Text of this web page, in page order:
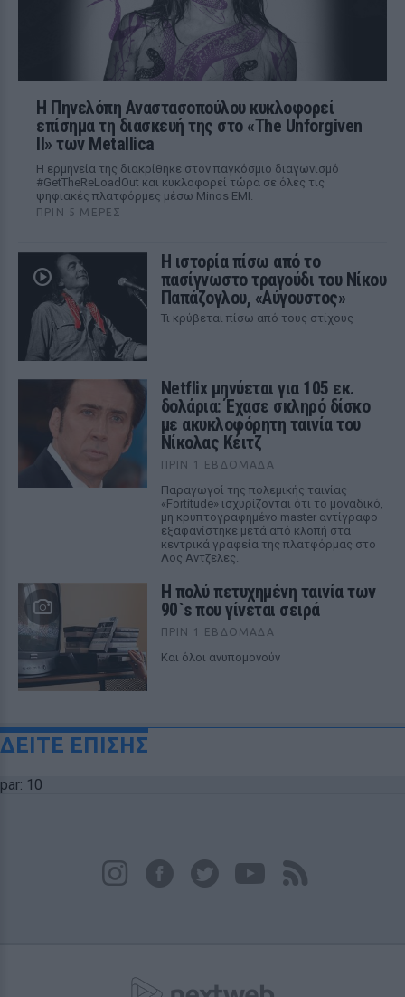
Η Πηνελόπη Αναστασοπούλου κυκλοφορεί
επίσημα τη διασκευή της στο «The Unforgiven
II» των Metallica
Η ερμηνεία της διακρίθηκε στον παγκόσμιο διαγωνισμό
#GetTheReLoadOut και κυκλοφορεί τώρα σε όλες τις
ψηφιακές πλατφόρμες μέσω Minos EMI.
ΠΡΙΝ 5 ΜΈΡΕΣ
Η ιστορία πίσω από το
πασίγνωστο τραγούδι του Νίκου
Παπάζογλου, «Αύγουστος»
Τι κρύβεται πίσω από τους στίχους
Netflix μηνύεται για 105 εκ.
δολάρια: Έχασε σκληρό δίσκο
με ακυκλοφόρητη ταινία του
Νίκολας Κέιτζ
ΠΡΙΝ 1 ΕΒΔΟΜΆΔΑ
Παραγωγοί της πολεμικής ταινίας
«Fortitude» ισχυρίζονται ότι το μοναδικό,
μη κρυπτογραφημένο master αντίγραφο
εξαφανίστηκε μετά από κλοπή στα
κεντρικά γραφεία της πλατφόρμας στο
Λος Αντζελες.
Η πολύ πετυχημένη ταινία των
90`s που γίνεται σειρά
ΠΡΙΝ 1 ΕΒΔΟΜΆΔΑ
Και όλοι ανυπομονούν
ΔΕΙΤΕ ΕΠΙΣΗΣ
par: 10